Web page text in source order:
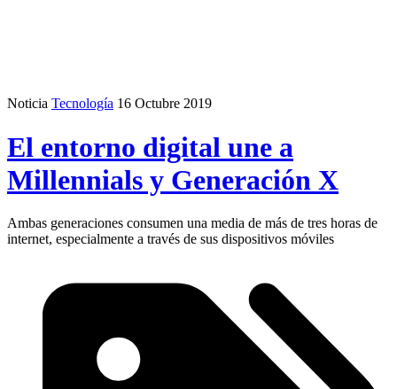
Noticia Tecnología 16 Octubre 2019
El entorno digital une a
Millennials y Generación X
Ambas generaciones consumen una media de más de tres horas de
internet, especialmente a través de sus dispositivos móviles